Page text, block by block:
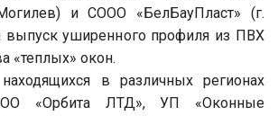
и СООО «БелБауПласт» (г.
выпуск уширенного профиля из ПВХ
«теплых» окон.
в различных регионах
«Орбита ЛТД», УП «Оконные